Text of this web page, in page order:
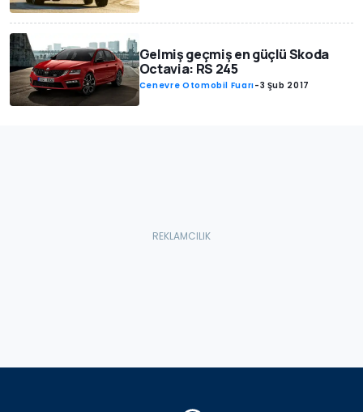
Gelmiş geçmiş en güçlü Skoda
Octavia: RS 245
Cenevre Otomobil Fuarı-3 Şub 2017